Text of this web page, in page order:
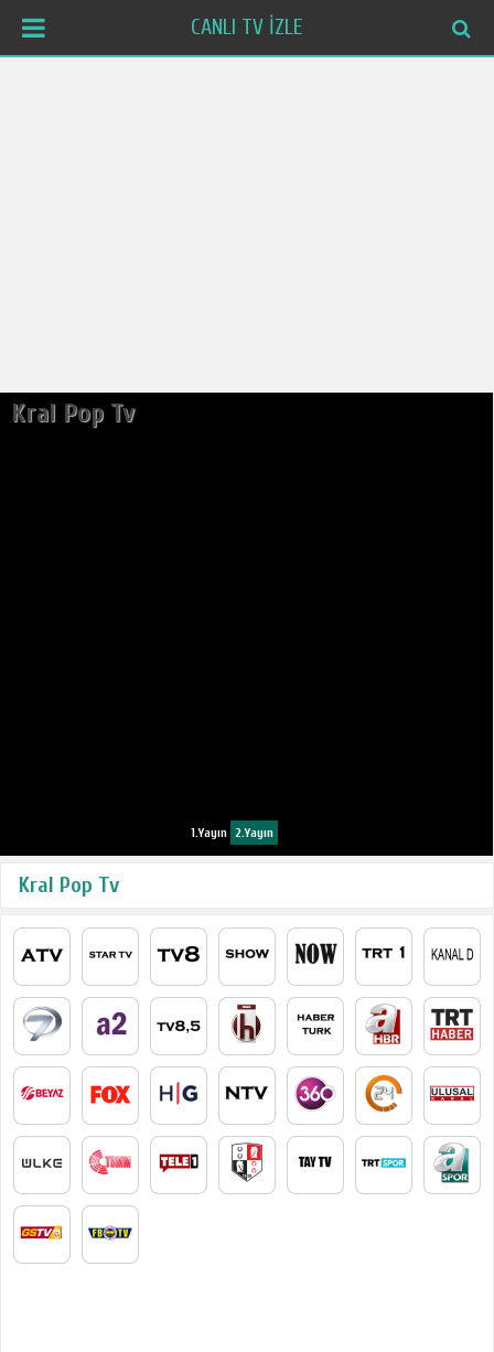
CANLI TV İZLE
Kral Pop Tv
1.Yayın 2.Yayın
Kral Pop Tv